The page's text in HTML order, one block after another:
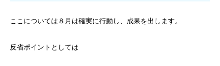
ここについては８月は確実に行動し、成果を出します。
反省ポイントとしては